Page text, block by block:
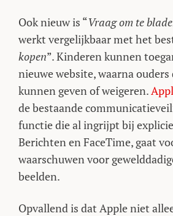
Ook nieuw is “Vraag om te
werkt vergelijkbaar met het
kopen”. Kinderen kunnen
nieuwe website, waarna
kunnen geven of weigeren.
de bestaande
functie die al ingrijpt bij
Berichten en FaceTime, gaat
waarschuwen voor
beelden.
Opvallend is dat Apple niet